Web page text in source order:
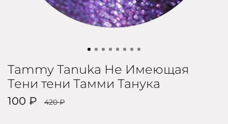
Tammy Tanuka Не Имеющая
Тени тени Тамми Танука
100 ₽ 420 ₽